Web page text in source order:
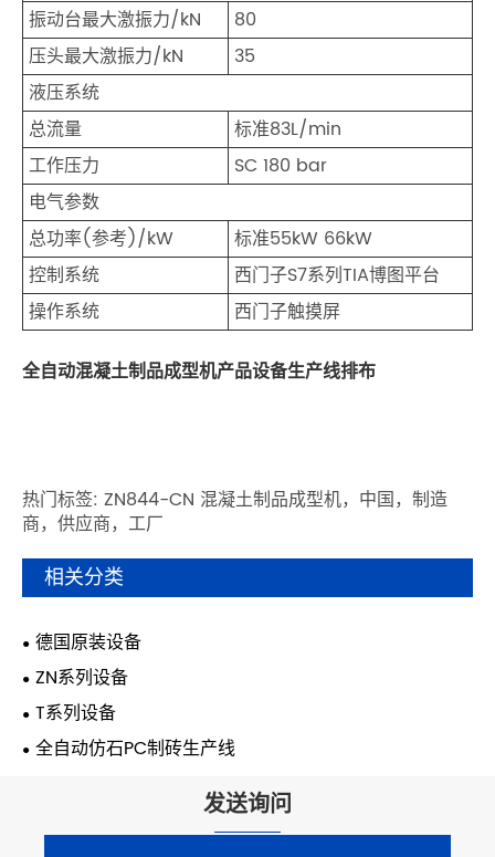
振动台最大激振力/kN
80
压头最大激振力/kN
35
液压系统
总流量
标准83L/min
工作压力
SC 180 bar
电气参数
总功率(参考)/kW
标准55kW 66kW
控制系统
西门子S7系列TIA博图平台
操作系统
西门子触摸屏
全自动混凝土制品成型机产品设备生产线排布
热门标签: ZN844-CN 混凝土制品成型机，中国，制造
商，供应商，工厂
相关分类
德国原装设备
ZN系列设备
T系列设备
全自动仿石PC制砖生产线
发送询问